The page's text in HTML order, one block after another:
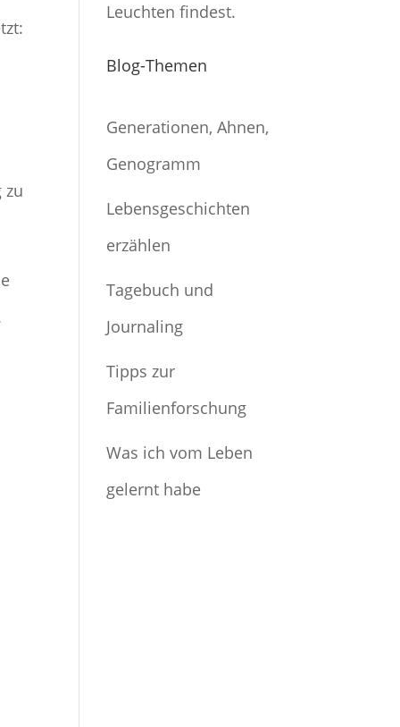
zu
Leuchten findest.
Blog-Themen
Generationen, Ahnen,
Genogramm
Lebensgeschichten
erzählen
Tagebuch und
Journaling
Tipps zur
Familienforschung
Was ich vom Leben
gelernt habe